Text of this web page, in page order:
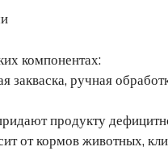
компонентах:
закваска, ручная
продукту
от кормов животных,